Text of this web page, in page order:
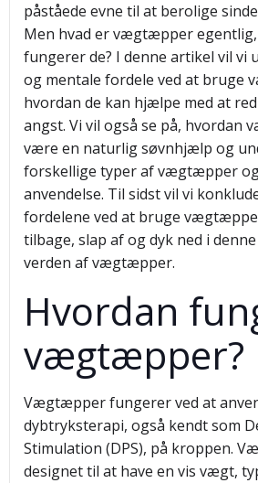
påståede evne til at berolige
Men hvad er vægtæpper
fungerer de? I denne artikel vil vi
og mentale fordele ved at bruge
hvordan de kan hjælpe med at
angst. Vi vil også se på, hvordan
være en naturlig søvnhjælp og
forskellige typer af vægtæpper
anvendelse. Til sidst vil vi
fordelene ved at bruge
tilbage, slap af og dyk ned i
verden af vægtæpper.
Hvordan
vægtæpper?
Vægtæpper fungerer ved at
dybtryksterapi, også kendt som
Stimulation (DPS), på kroppen.
designet til at have en vis vægt,